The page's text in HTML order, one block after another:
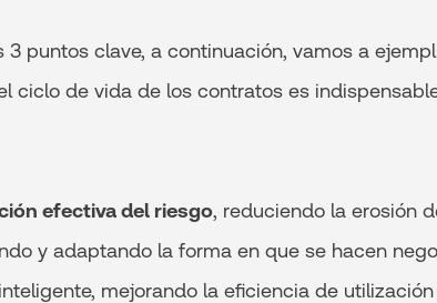
3 puntos clave, a continuación, vamos a
ciclo de vida de los contratos es
efectiva del riesgo, reduciendo la erosión
y adaptando la forma en que se hacen
mejorando la eficiencia de